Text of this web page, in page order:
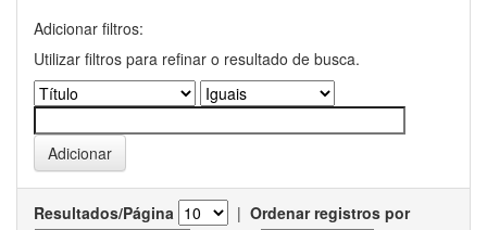
Adicionar filtros:
Utilizar filtros para refinar o resultado de busca.
Resultados/Página | Ordenar registros por